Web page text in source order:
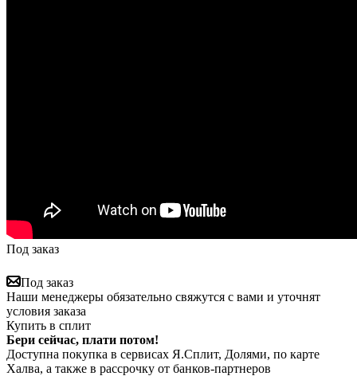
Под заказ
Под заказ
Наши менеджеры обязательно свяжутся с вами и уточнят
условия заказа
Купить в сплит
Бери сейчас, плати потом!
Доступна покупка в сервисах Я.Сплит, Долями, по карте
Халва, а также в рассрочку от банков-партнеров